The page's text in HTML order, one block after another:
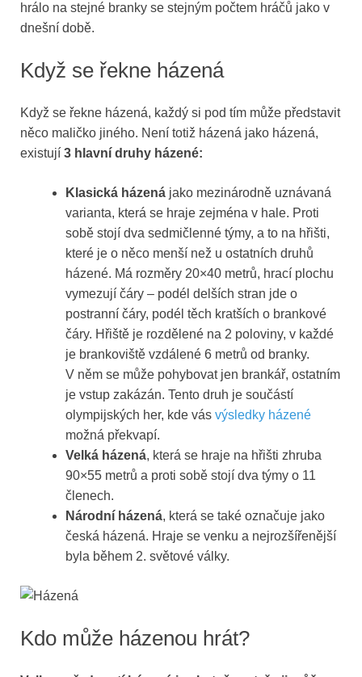
hrálo na stejné branky se stejným počtem hráčů jako v
dnešní době.
Když se řekne házená
Když se řekne házená, každý si pod tím může představit
něco maličko jiného. Není totiž házená jako házená,
existují 3 hlavní druhy házené:
Klasická házená jako mezinárodně uznávaná
varianta, která se hraje zejména v hale. Proti
sobě stojí dva sedmičlenné týmy, a to na hřišti,
které je o něco menší než u ostatních druhů
házené. Má rozměry 20×40 metrů, hrací plochu
vymezují čáry – podél delších stran jde o
postranní čáry, podél těch kratších o brankové
čáry. Hřiště je rozdělené na 2 poloviny, v každé
je brankoviště vzdálené 6 metrů od branky.
V něm se může pohybovat jen brankář, ostatním
je vstup zakázán. Tento druh je součástí
olympijských her, kde vás výsledky házené
možná překvapí.
Velká házená, která se hraje na hřišti zhruba
90×55 metrů a proti sobě stojí dva týmy o 11
členech.
Národní házená, která se také označuje jako
česká házená. Hraje se venku a nejrozšířenější
byla během 2. světové války.
Kdo může házenou hrát?